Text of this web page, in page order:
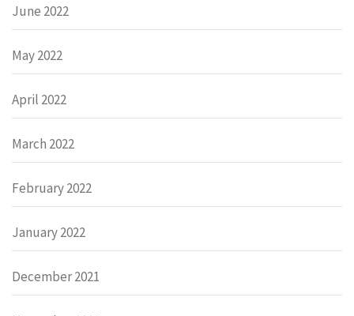
June 2022
May 2022
April 2022
March 2022
February 2022
January 2022
December 2021